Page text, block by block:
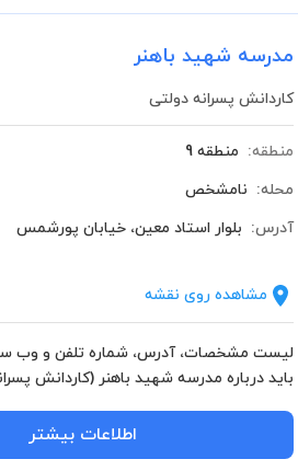
مدرسه شهید باهنر
کاردانش پسرانه دولتی
منطقه: منطقه 9
محله: نامشخص
آدرس: بلوار استاد معین، خیابان پورشمس
مشاهده روی نقشه
لیست مشخصات، آدرس، شماره تلفن و وب
باید درباره مدرسه شهید باهنر (کاردانش
اطلاعات بیشتر